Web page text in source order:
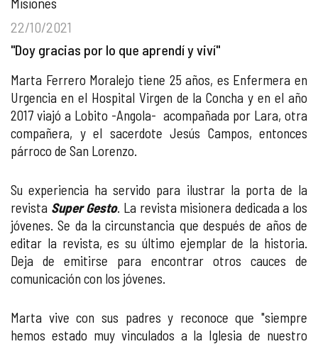
22/10/2021
"Doy gracias por lo que aprendí y viví"
Marta Ferrero Moralejo tiene 25 años, es Enfermera en
Urgencia en el Hospital Virgen de la Concha y en el año
2017 viajó a Lobito -Angola- acompañada por Lara, otra
compañera, y el sacerdote Jesús Campos, entonces
párroco de San Lorenzo.
Su experiencia ha servido para ilustrar la porta de la
revista Super Gesto. La revista misionera dedicada a los
jóvenes. Se da la circunstancia que después de años de
editar la revista, es su último ejemplar de la historia.
Deja de emitirse para encontrar otros cauces de
comunicación con los jóvenes.
Marta vive con sus padres y reconoce que "siempre
hemos estado muy vinculados a la Iglesia de nuestro